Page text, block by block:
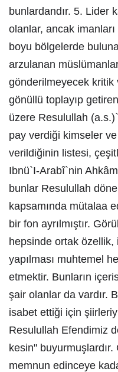
bunlardandır. 5. Lider
olanlar, ancak imanları
boyu bölgelerde
arzulanan
gönderilmeyecek kritik
gönüllü toplayıp
üzere Resulullah
pay verdiği kimseler
verildiğinin listesi,
Ibnü`I-Arabî`nin
bunlar Resulullah
kapsamında mütalaa
bir fon ayrılmıştır.
hepsinde ortak özellik,
yapılması muhtemel
etmektir. Bunların
şair olanlar da vardır.
isabet ettiği için
Resulullah Efendimiz
kesin"
memnun edinceye